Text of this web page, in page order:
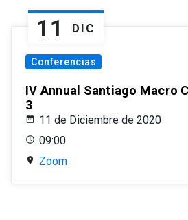
11 DIC
Conferencias
IV Annual Santiago Macro
3
11 de Diciembre de 2020
09:00
Zoom